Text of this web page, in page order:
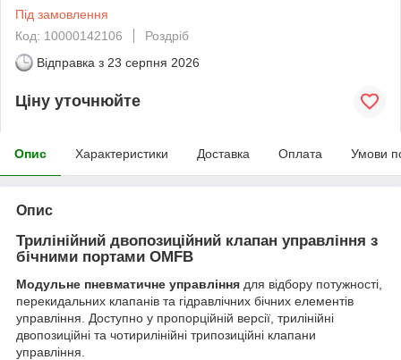
Під замовлення
Код: 10000142106
Роздріб
Відправка з 23 серпня 2026
Ціну уточнюйте
Опис Характеристики Доставка Оплата Умови
Опис
Трилінійний двопозиційний клапан управління з
бічними портами OMFB
Модульне пневматичне управління для відбору потужності,
перекидальних клапанів та гідравлічних бічних елементів
управління. Доступно у пропорційній версії, трилінійні
двопозиційні та чотирилінійні трипозиційні клапани
управління.